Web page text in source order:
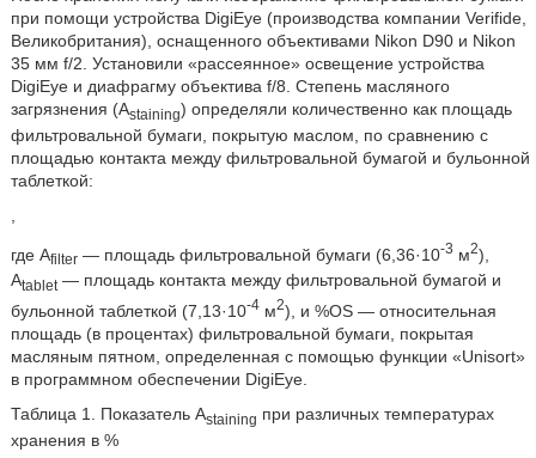
при помощи устройства DigiEye (производства компании Verifide,
Великобритания), оснащенного объективами Nikon D90 и Nikon
35 мм f/2. Установили «рассеянное» освещение устройства
DigiEye и диафрагму объектива f/8. Степень масляного
загрязнения (Astaining) определяли количественно как площадь
фильтровальной бумаги, покрытую маслом, по сравнению с
площадью контакта между фильтровальной бумагой и бульонной
таблеткой:
где Afilter— площадь фильтровальной бумаги (6,36·10-3 м2),
Atablet— площадь контакта между фильтровальной бумагой и
бульонной таблеткой (7,13·10-4м2), и %OS — относительная
площадь (в процентах) фильтровальной бумаги, покрытая
масляным пятном, определенная с помощью функции «Unisort»
в программном обеспечении DigiEye.
Таблица 1. Показатель Astaining при различных температурах
хранения в %